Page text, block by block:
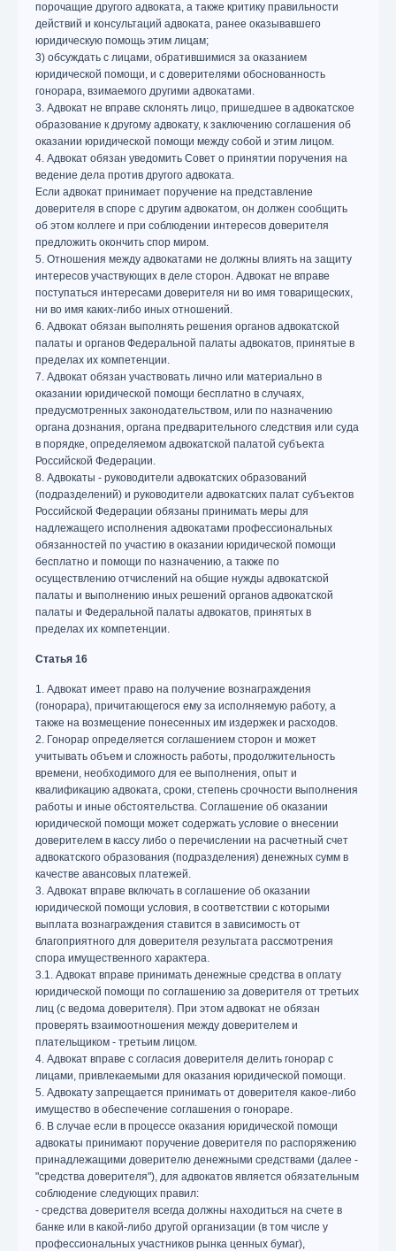
порочащие другого адвоката, а также критику правильности
действий и консультаций адвоката, ранее оказывавшего
юридическую помощь этим лицам;
3) обсуждать с лицами, обратившимися за оказанием
юридической помощи, и с доверителями обоснованность
гонорара, взимаемого другими адвокатами.
3. Адвокат не вправе склонять лицо, пришедшее в адвокатское
образование к другому адвокату, к заключению соглашения об
оказании юридической помощи между собой и этим лицом.
4. Адвокат обязан уведомить Совет о принятии поручения на
ведение дела против другого адвоката.
Если адвокат принимает поручение на представление
доверителя в споре с другим адвокатом, он должен сообщить
об этом коллеге и при соблюдении интересов доверителя
предложить окончить спор миром.
5. Отношения между адвокатами не должны влиять на защиту
интересов участвующих в деле сторон. Адвокат не вправе
поступаться интересами доверителя ни во имя товарищеских,
ни во имя каких-либо иных отношений.
6. Адвокат обязан выполнять решения органов адвокатской
палаты и органов Федеральной палаты адвокатов, принятые в
пределах их компетенции.
7. Адвокат обязан участвовать лично или материально в
оказании юридической помощи бесплатно в случаях,
предусмотренных законодательством, или по назначению
органа дознания, органа предварительного следствия или суда
в порядке, определяемом адвокатской палатой субъекта
Российской Федерации.
8. Адвокаты - руководители адвокатских образований
(подразделений) и руководители адвокатских палат субъектов
Российской Федерации обязаны принимать меры для
надлежащего исполнения адвокатами профессиональных
обязанностей по участию в оказании юридической помощи
бесплатно и помощи по назначению, а также по
осуществлению отчислений на общие нужды адвокатской
палаты и выполнению иных решений органов адвокатской
палаты и Федеральной палаты адвокатов, принятых в
пределах их компетенции.
Статья 16
1. Адвокат имеет право на получение вознаграждения
(гонорара), причитающегося ему за исполняемую работу, а
также на возмещение понесенных им издержек и расходов.
2. Гонорар определяется соглашением сторон и может
учитывать объем и сложность работы, продолжительность
времени, необходимого для ее выполнения, опыт и
квалификацию адвоката, сроки, степень срочности выполнения
работы и иные обстоятельства. Соглашение об оказании
юридической помощи может содержать условие о внесении
доверителем в кассу либо о перечислении на расчетный счет
адвокатского образования (подразделения) денежных сумм в
качестве авансовых платежей.
3. Адвокат вправе включать в соглашение об оказании
юридической помощи условия, в соответствии с которыми
выплата вознаграждения ставится в зависимость от
благоприятного для доверителя результата рассмотрения
спора имущественного характера.
3.1. Адвокат вправе принимать денежные средства в оплату
юридической помощи по соглашению за доверителя от третьих
лиц (с ведома доверителя). При этом адвокат не обязан
проверять взаимоотношения между доверителем и
плательщиком - третьим лицом.
4. Адвокат вправе с согласия доверителя делить гонорар с
лицами, привлекаемыми для оказания юридической помощи.
5. Адвокату запрещается принимать от доверителя какое-либо
имущество в обеспечение соглашения о гонораре.
6. В случае если в процессе оказания юридической помощи
адвокаты принимают поручение доверителя по распоряжению
принадлежащими доверителю денежными средствами (далее -
"средства доверителя"), для адвокатов является обязательным
соблюдение следующих правил:
- средства доверителя всегда должны находиться на счете в
банке или в какой-либо другой организации (в том числе у
профессиональных участников рынка ценных бумаг),